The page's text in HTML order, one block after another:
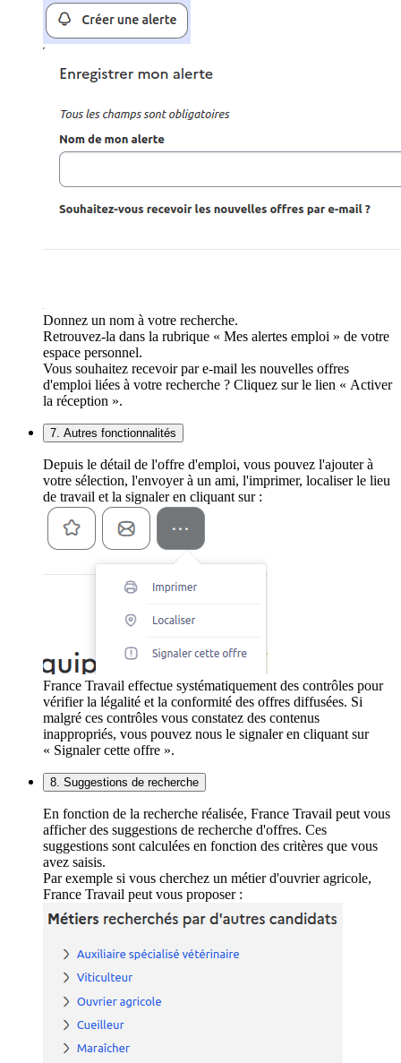
Donnez un nom à votre recherche.
Retrouvez-la dans la rubrique « Mes alertes emploi » de votre
espace personnel.
Vous souhaitez recevoir par e-mail les nouvelles offres
d'emploi liées à votre recherche ? Cliquez sur le lien « Activer
la réception ».
7. Autres fonctionnalités
Depuis le détail de l'offre d'emploi, vous pouvez l'ajouter à
votre sélection, l'envoyer à un ami, l'imprimer, localiser le lieu
de travail et la signaler en cliquant sur :
France Travail effectue systématiquement des contrôles pour
vérifier la légalité et la conformité des offres diffusées. Si
malgré ces contrôles vous constatez des contenus
inappropriés, vous pouvez nous le signaler en cliquant sur
« Signaler cette offre ».
8. Suggestions de recherche
En fonction de la recherche réalisée, France Travail peut vous
afficher des suggestions de recherche d'offres. Ces
suggestions sont calculées en fonction des critères que vous
avez saisis.
Par exemple si vous cherchez un métier d'ouvrier agricole,
France Travail peut vous proposer :